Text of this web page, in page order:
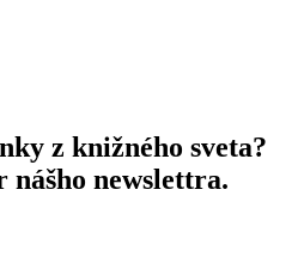
z knižného sveta?
nášho newslettra.